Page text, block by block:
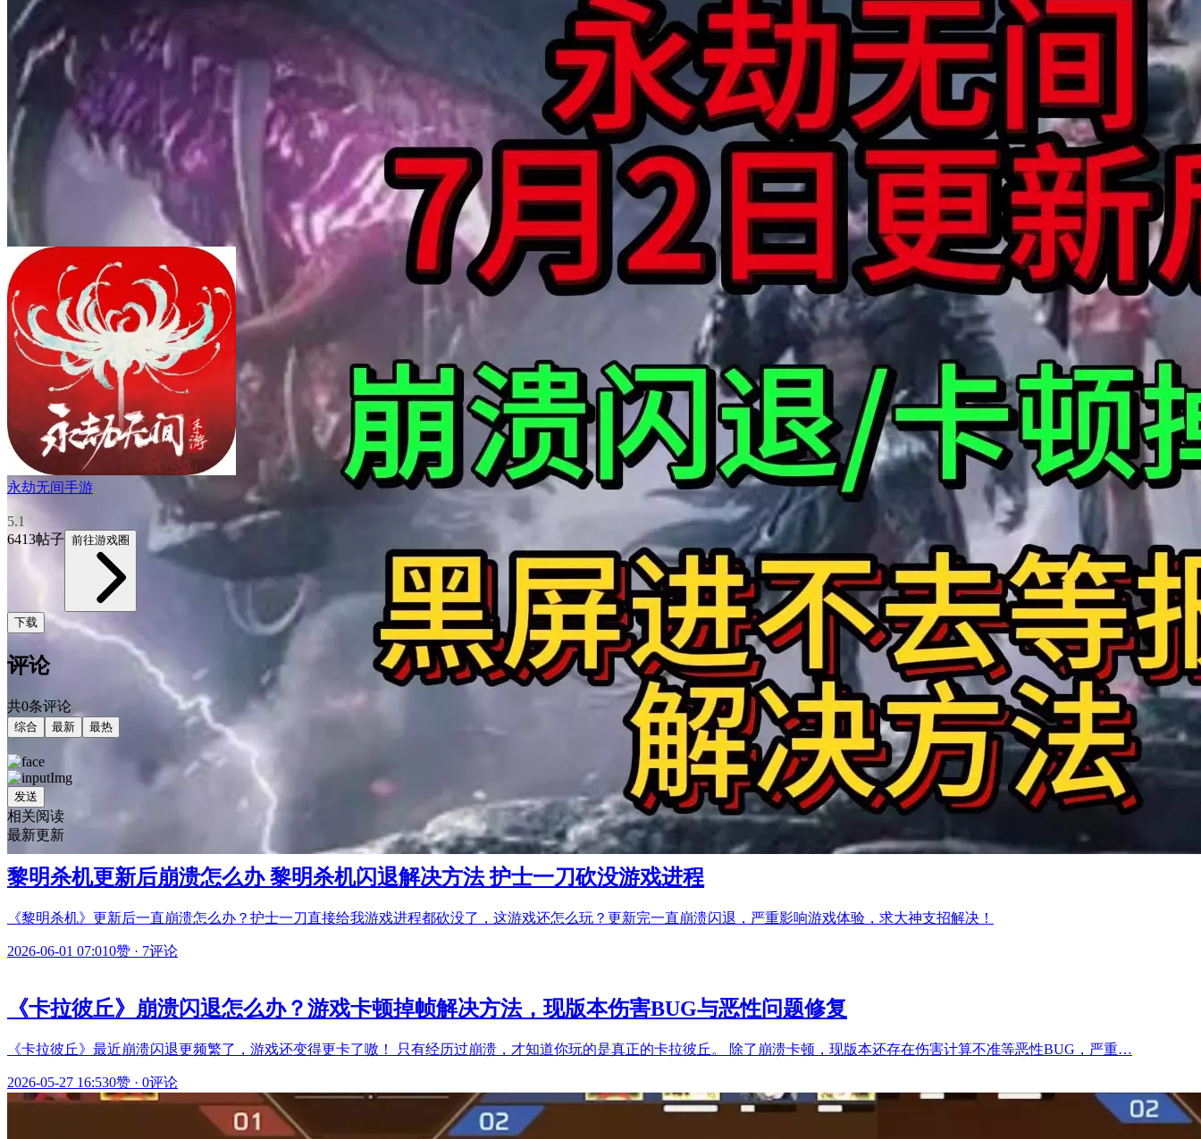
永劫无间手游
5.1
6413帖子 前往游戏圈
下载
评论
共0条评论
综合 最新 最热
发送
相关阅读
最新更新
黎明杀机更新后崩溃怎么办 黎明杀机闪退解决方法 护士一刀砍没游戏进程
《黎明杀机》更新后一直崩溃怎么办？护士一刀直接给我游戏进程都砍没了，这游戏还怎么玩？更新完一直崩溃闪退，严重影响游戏体验，求大神支招解决！
2026-06-01 07:010赞 · 7评论
《卡拉彼丘》崩溃闪退怎么办？游戏卡顿掉帧解决方法，现版本伤害BUG与恶性问题修复
《卡拉彼丘》最近崩溃闪退更频繁了，游戏还变得更卡了嗷！ 只有经历过崩溃，才知道你玩的是真正的卡拉彼丘。 除了崩溃卡顿，现版本还存在伤害计算不准等恶性BUG，严重…
2026-05-27 16:530赞 · 0评论